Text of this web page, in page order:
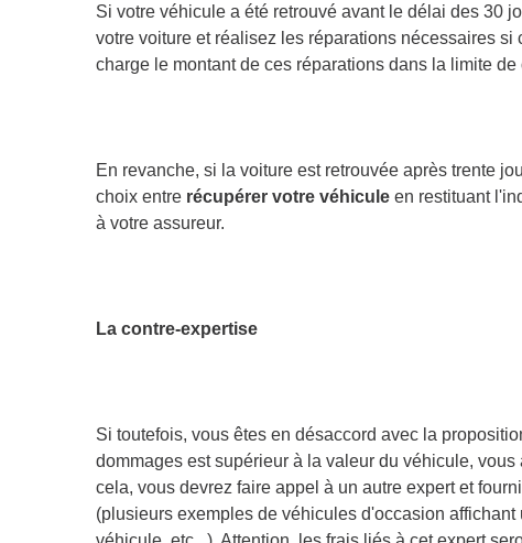
Si votre véhicule a été retrouvé avant le délai des 30
votre voiture et réalisez les réparations nécessaires
charge le montant de ces réparations dans la limite
En revanche, si la voiture est retrouvée après trente
choix entre récupérer votre véhicule en restituant
à votre assureur.
La contre-expertise
Si toutefois, vous êtes en désaccord avec la
dommages est supérieur à la valeur du véhicule,
cela, vous devrez faire appel à un autre expert et
(plusieurs exemples de véhicules d'occasion